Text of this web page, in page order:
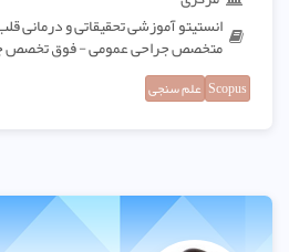
انستیتو آموزشی تحقیقاتی و درمانی
متخصص جراحی عمومی - فوق تخصص
Scopus علم سنجی